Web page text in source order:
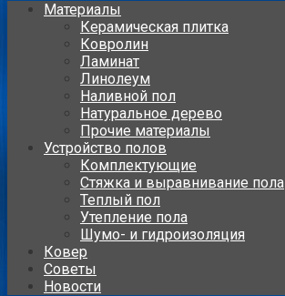
Материалы
Керамическая плитка
Ковролин
Ламинат
Линолеум
Наливной пол
Натуральное дерево
Прочие материалы
Устройство полов
Комплектующие
Стяжка и выравнивание пола
Теплый пол
Утепление пола
Шумо- и гидроизоляция
Ковер
Советы
Новости